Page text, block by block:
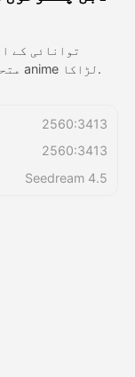
متحرک کارروائی ساخت کے ساتھ ایک تیز رفتار anime لڑاکا.
2560:3413
2560:3413
Seedream 4.5